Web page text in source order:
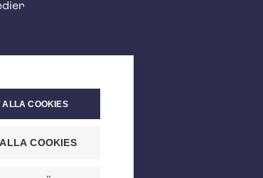
ALLA COOKIES
COOKIES